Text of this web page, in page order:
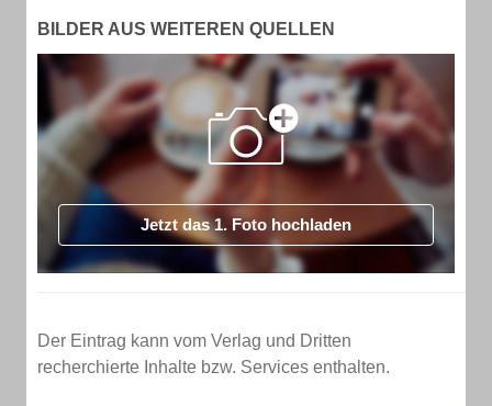
BILDER AUS WEITEREN QUELLEN
Jetzt das 1. Foto hochladen
Der Eintrag kann vom Verlag und Dritten
recherchierte Inhalte bzw. Services enthalten.